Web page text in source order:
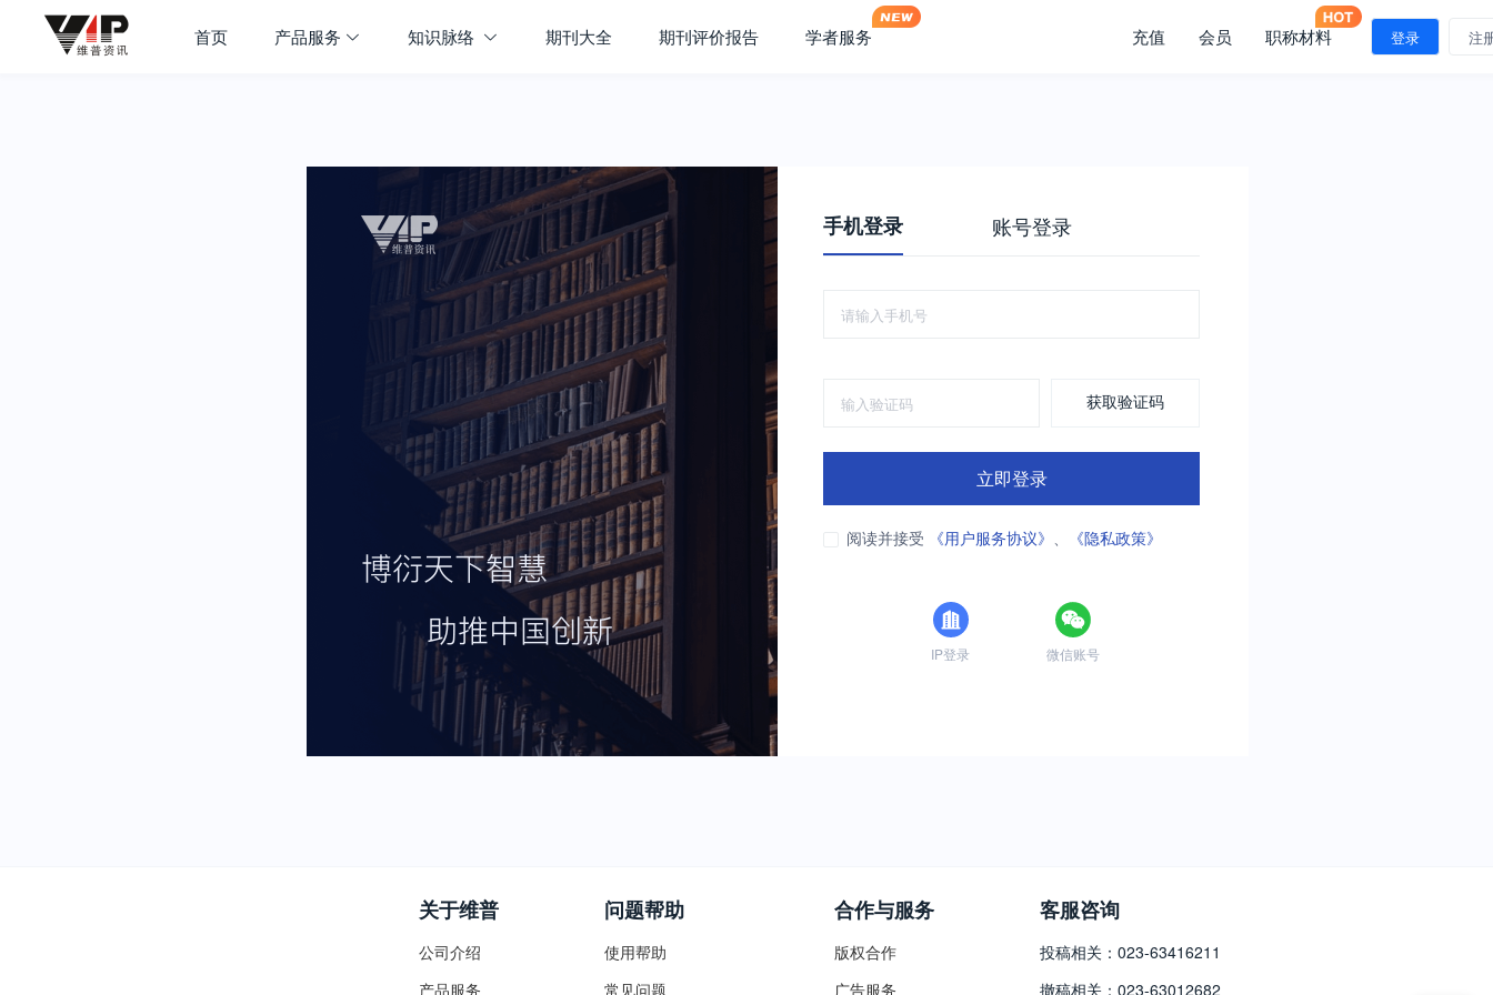
首页 产品服务 知识脉络 期刊大全 期刊评价报告 学者服务 充值 会员 职称材料 登录 注
手机登录 账号登录
获取验证码
立即登录
阅读并接受 《用户服务协议》 、 《隐私政策》
IP登录 微信账号
关于维普
公司介绍
产品服务
问题帮助
使用帮助
常见问题
合作与服务
版权合作
广告服务
客服咨询
投稿相关：023-63416211
撤稿相关：023-63012682